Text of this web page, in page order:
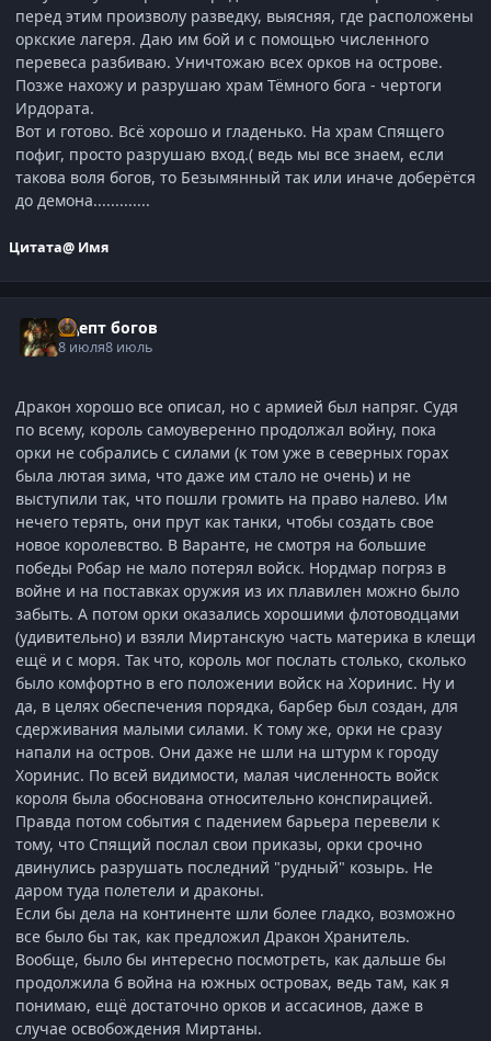
перед этим произволу разведку, выясняя, где расположены
оркские лагеря. Даю им бой и с помощью численного
перевеса разбиваю. Уничтожаю всех орков на острове.
Позже нахожу и разрушаю храм Тёмного бога - чертоги
Ирдората.
Вот и готово. Всё хорошо и гладенько. На храм Спящего
пофиг, просто разрушаю вход.( ведь мы все знаем, если
такова воля богов, то Безымянный так или иначе доберётся
до демона.............
Цитата@ Имя
Адепт богов
8 июля8 июль
Дракон хорошо все описал, но с армией был напряг. Судя
по всему, король самоуверенно продолжал войну, пока
орки не собрались с силами (к том уже в северных горах
была лютая зима, что даже им стало не очень) и не
выступили так, что пошли громить на право налево. Им
нечего терять, они прут как танки, чтобы создать свое
новое королевство. В Варанте, не смотря на большие
победы Робар не мало потерял войск. Нордмар погряз в
войне и на поставках оружия из их плавилен можно было
забыть. А потом орки оказались хорошими флотоводцами
(удивительно) и взяли Миртанскую часть материка в клещи
ещё и с моря. Так что, король мог послать столько, сколько
было комфортно в его положении войск на Хоринис. Ну и
да, в целях обеспечения порядка, барбер был создан, для
сдерживания малыми силами. К тому же, орки не сразу
напали на остров. Они даже не шли на штурм к городу
Хоринис. По всей видимости, малая численность войск
короля была обоснована относительно конспирацией.
Правда потом события с падением барьера перевели к
тому, что Спящий послал свои приказы, орки срочно
двинулись разрушать последний "рудный" козырь. Не
даром туда полетели и драконы.
Если бы дела на континенте шли более гладко, возможно
все было бы так, как предложил Дракон Хранитель.
Вообще, было бы интересно посмотреть, как дальше бы
продолжила б война на южных островах, ведь там, как я
понимаю, ещё достаточно орков и ассасинов, даже в
случае освобождения Миртаны.